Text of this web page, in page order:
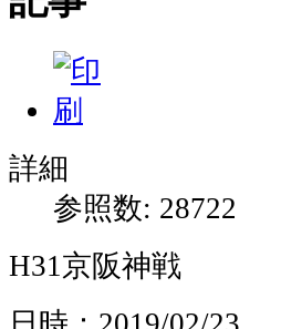
詳細
参照数: 28722
H31京阪神戦